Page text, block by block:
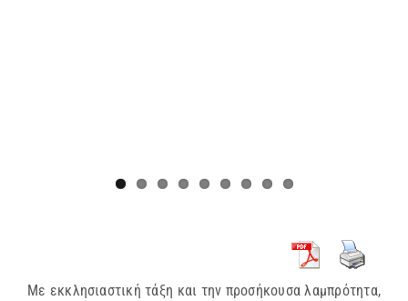
Με εκκλησιαστική τάξη και την προσήκουσα λαμπρότητα,